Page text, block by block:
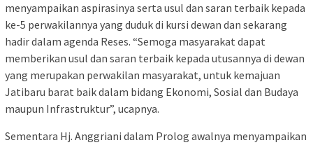
menyampaikan aspirasinya serta usul dan saran terbaik kepada
ke-5 perwakilannya yang duduk di kursi dewan dan sekarang
hadir dalam agenda Reses. “Semoga masyarakat dapat
memberikan usul dan saran terbaik kepada utusannya di dewan
yang merupakan perwakilan masyarakat, untuk kemajuan
Jatibaru barat baik dalam bidang Ekonomi, Sosial dan Budaya
maupun Infrastruktur”, ucapnya.
Sementara Hj. Anggriani dalam Prolog awalnya menyampaikan